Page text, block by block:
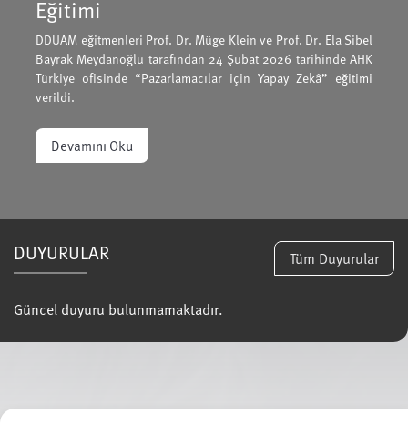
Eğitimi
DDUAM eğitmenleri Prof. Dr. Müge Klein ve Prof. Dr. Ela Sibel
Bayrak Meydanoğlu tarafından 24 Şubat 2026 tarihinde AHK
Türkiye ofisinde “Pazarlamacılar için Yapay Zekâ” eğitimi
verildi.
Devamını Oku
DUYURULAR Tüm Duyurular
Güncel duyuru bulunmamaktadır.